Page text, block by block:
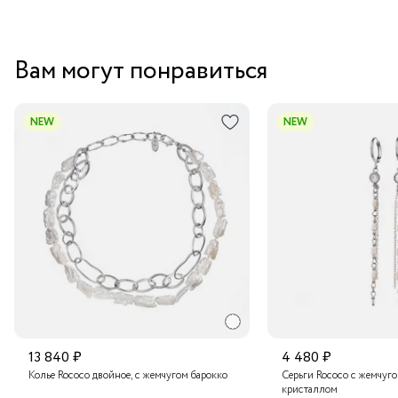
Вам могут понравиться
NEW
13 840 ₽
Колье Rococo двойное, с жемчугом барокко
NEW
4 480 ₽
Серьги Rococo с
кристаллом